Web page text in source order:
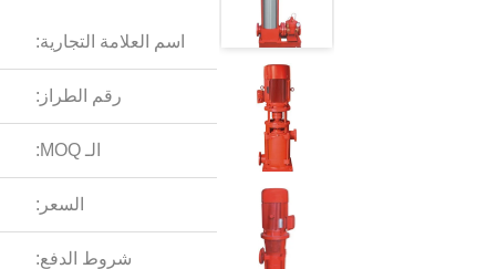
اسم العلامة التجارية:
رقم الطراز:
الـ MOQ:
السعر:
شروط الدفع: